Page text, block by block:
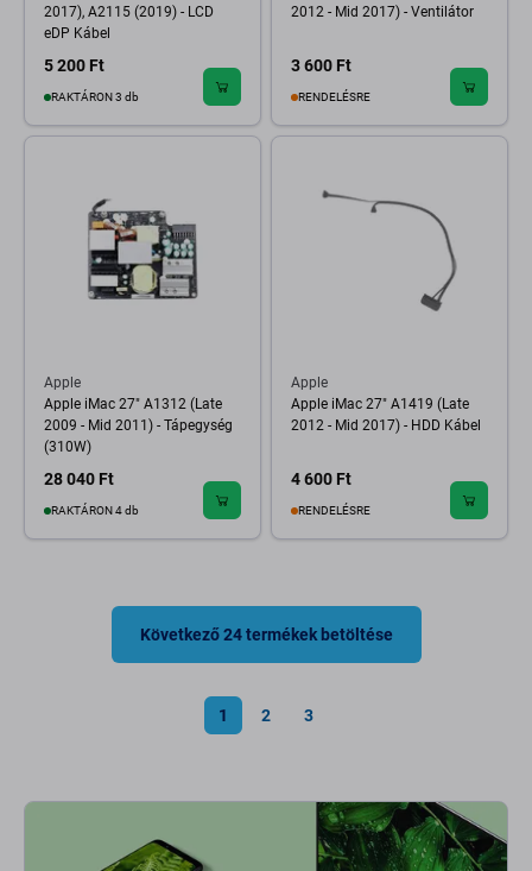
2017), A2115 (2019) - LCD
eDP Kábel
5 200 Ft
RAKTÁRON 3 db
2012 - Mid 2017) - Ventilátor
3 600 Ft
RENDELÉSRE
Apple
Apple iMac 27" A1312 (Late
2009 - Mid 2011) - Tápegység
(310W)
28 040 Ft
RAKTÁRON 4 db
Apple
Apple iMac 27" A1419 (Late
2012 - Mid 2017) - HDD Kábel
4 600 Ft
RENDELÉSRE
Következő 24 termékek betöltése
1 2 3